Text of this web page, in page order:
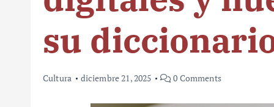
su
Cultura diciembre 21, 2025 0 Comments